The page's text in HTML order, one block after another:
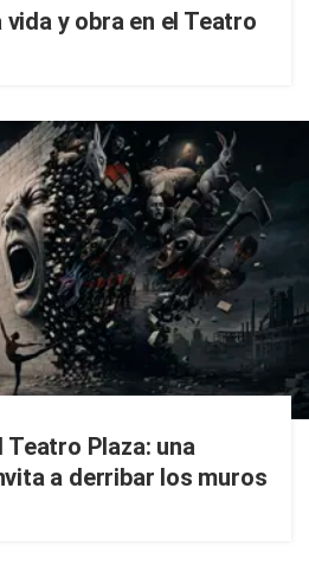
y obra en el Teatro
Teatro Plaza: una
a derribar los muros